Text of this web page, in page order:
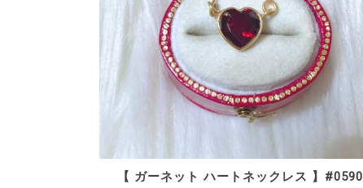
【 ガーネット ハートネックレス 】#0590